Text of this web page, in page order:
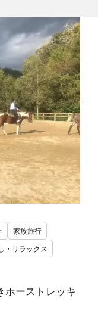
家族旅行
・リラックス
ホーストレッキ